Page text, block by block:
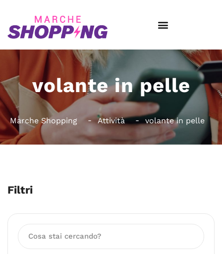
volante in pelle
Marche Shopping Attività volante in pelle
Filtri